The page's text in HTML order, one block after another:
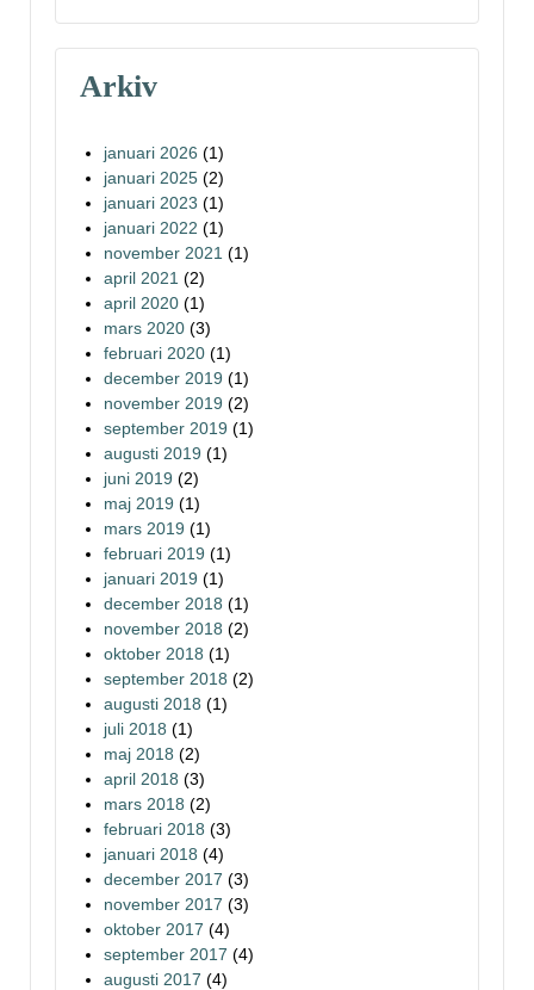
Arkiv
januari 2026 (1)
januari 2025 (2)
januari 2023 (1)
januari 2022 (1)
november 2021 (1)
april 2021 (2)
april 2020 (1)
mars 2020 (3)
februari 2020 (1)
december 2019 (1)
november 2019 (2)
september 2019 (1)
augusti 2019 (1)
juni 2019 (2)
maj 2019 (1)
mars 2019 (1)
februari 2019 (1)
januari 2019 (1)
december 2018 (1)
november 2018 (2)
oktober 2018 (1)
september 2018 (2)
augusti 2018 (1)
juli 2018 (1)
maj 2018 (2)
april 2018 (3)
mars 2018 (2)
februari 2018 (3)
januari 2018 (4)
december 2017 (3)
november 2017 (3)
oktober 2017 (4)
september 2017 (4)
augusti 2017 (4)